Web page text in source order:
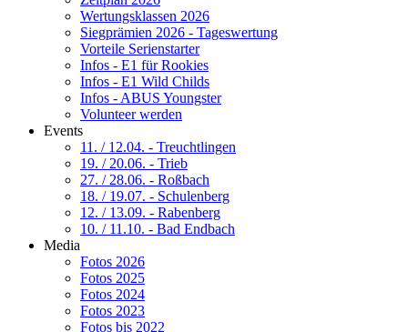
Wertungsklassen 2026
Siegprämien 2026 - Tageswertung
Vorteile Serienstarter
Infos - E1 für Rookies
Infos - E1 Wild Childs
Infos - ABUS Youngster
Volunteer werden
Events
11. / 12.04. - Treuchtlingen
19. / 20.06. - Trieb
27. / 28.06. - Roßbach
18. / 19.07. - Schulenberg
12. / 13.09. - Rabenberg
10. / 11.10. - Bad Endbach
Media
Fotos 2026
Fotos 2025
Fotos 2024
Fotos 2023
Fotos bis 2022